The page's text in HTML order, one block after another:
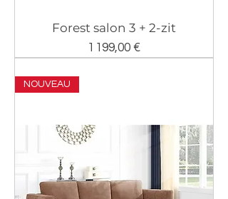
Forest salon 3 + 2-zit
Prix
1 199,00 €
NOUVEAU